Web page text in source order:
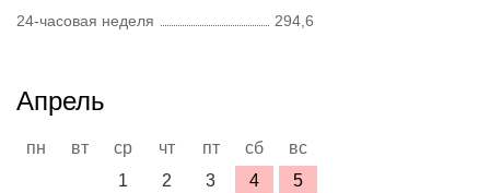
24-часовая неделя
294,6
Апрель
пн вт ср чт пт сб
вс
1
2 3 4
5